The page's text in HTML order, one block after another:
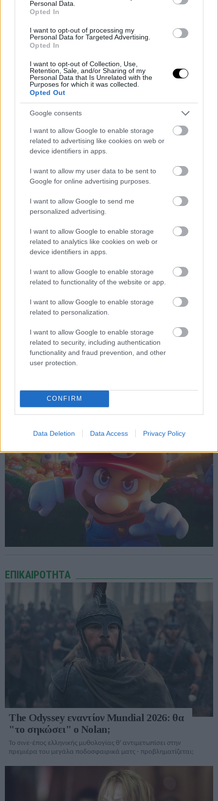
Personal Data.
Opted In
I want to opt-out of processing my
Personal Data for Targeted Advertising.
Opted In
I want to opt-out of Collection, Use,
Retention, Sale, and/or Sharing of my
Personal Data that Is Unrelated with the
Purposes for which it was collected.
Opted Out
Google consents
I want to allow Google to enable storage
related to advertising like cookies on web or
device identifiers in apps.
I want to allow my user data to be sent to
Google for online advertising purposes.
I want to allow Google to send me
personalized advertising.
I want to allow Google to enable storage
related to analytics like cookies on web or
device identifiers in apps.
I want to allow Google to enable storage
related to functionality of the website or app.
I want to allow Google to enable storage
related to personalization.
I want to allow Google to enable storage
related to security, including authentication
functionality and fraud prevention, and other
user protection.
CONFIRM
Data Deletion Data Access Privacy Policy
Marvel's Spider-man
αποθηκευτικού χώρου
ΣΗΜΕΡΑ
To The Odyssey "σπάει ταμεία" παντού,
στο σπίτι... του χρόνου
αγορά, ενοικίαση ή streaming φέτος - όλοι οι λόγοι
ΣΤΟ ΠΡΟΣΚΗΝΙΟ
The Super Mario Bros Movie: το όνομα... "μετράει"
brands, σημαίνει όμως κάτι αυτό για τις μεταφορές από video games
ΕΠΙΚΑΙΡΟΤΗΤΑ
The Odyssey εναντίον Mundial 2026: θα
"το σηκώσει" ο Nolan;
Το σινε-έπος ελληνικής μυθολογίας θ' αντιμετωπίσει στην
πρεμιέρα του μεγάλα ποδοσφαιρικά ματς - προβληματίζεται;